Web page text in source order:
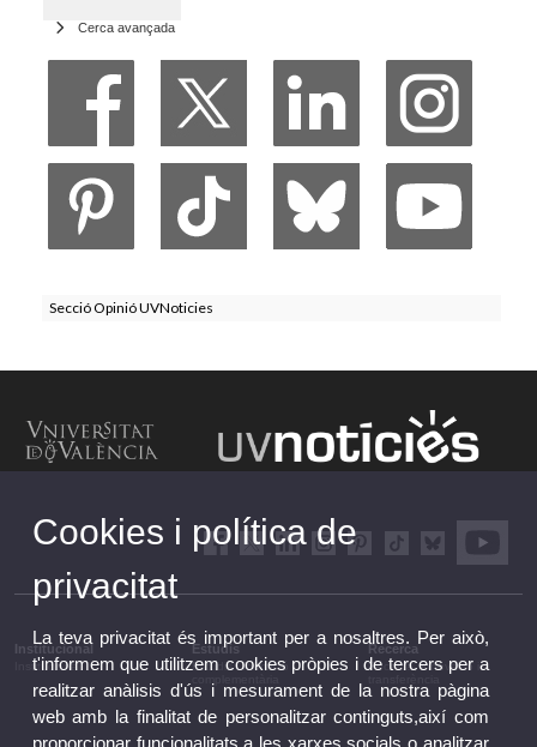
Cerca avançada
Secció Opinió UVNoticies
Institucional
Institucional
Estudis
Estudis i formació
Recerca
Recerca, innovació i
Cookies i política de
privacitat
La teva privacitat és important per a nosaltres. Per això,
t'informem que utilitzem cookies pròpies i de tercers per a
realitzar anàlisis d'ús i mesurament de la nostra pàgina
web amb la finalitat de personalitzar continguts,així com